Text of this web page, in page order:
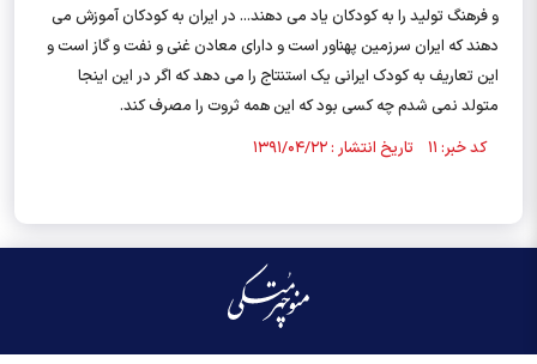
و فرهنگ تولید را به کودکان یاد می دهند... در ایران به کودکان آموزش می
دهند که ایران سرزمین پهناور است و دارای معادن غنی و نفت و گاز است و
این تعاریف به کودک ایرانی یک استنتاج را می دهد که اگر در این اینجا
متولد نمی شدم چه کسی بود که این همه ثروت را مصرف کند.
کد خبر: ۱۱ تاریخ انتشار : ۱۳۹۱/۰۴/۲۲